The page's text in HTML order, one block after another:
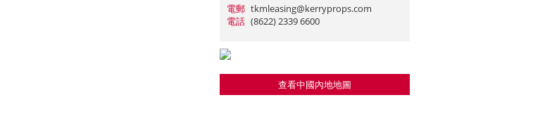
電郵 tkmleasing@kerryprops.com
電話 (8622) 2339 6600
查看中國內地地圖